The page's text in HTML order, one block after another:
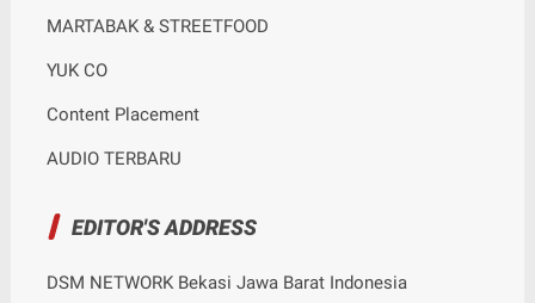
MARTABAK & STREETFOOD
YUK CO
Content Placement
AUDIO TERBARU
EDITOR'S ADDRESS
DSM NETWORK Bekasi Jawa Barat Indonesia